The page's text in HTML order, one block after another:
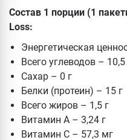
Состав 1 порции (1
Loss:
Энергетическая
Всего углеводов – 10,5
Сахар – 0 г
Белки (протеин) – 15 г
Всего жиров – 1,5 г
Витамин А – 3,24 г
Витамин С – 57,3 мг